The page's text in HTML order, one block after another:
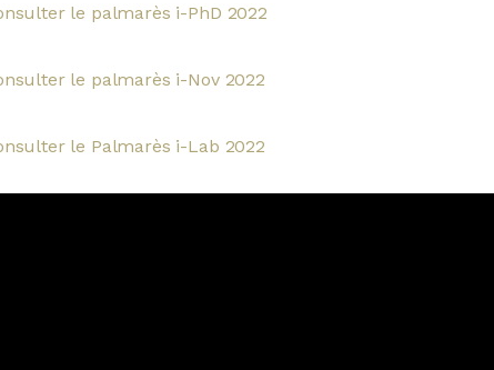
le palmarès i-PhD 2022
le palmarès i-Nov 2022
le Palmarès i-Lab 2022